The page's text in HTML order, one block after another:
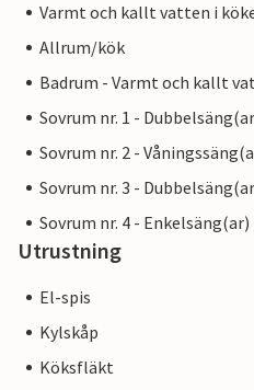
Varmt och kallt vatten i
Allrum/kök
Badrum - Varmt och kallt
Sovrum nr. 1 -
Sovrum nr. 2 -
Sovrum nr. 3 -
Sovrum nr. 4 -
Utrustning
El-spis
Kylskåp
Köksfläkt